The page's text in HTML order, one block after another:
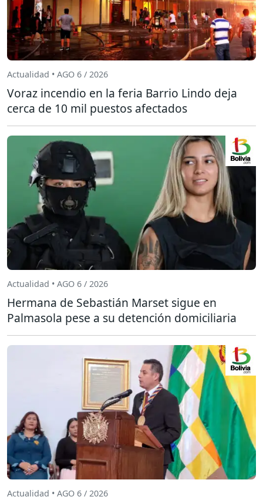
Actualidad • AGO 6 / 2026
Voraz incendio en la feria Barrio Lindo deja
cerca de 10 mil puestos afectados
Actualidad • AGO 6 / 2026
Hermana de Sebastián Marset sigue en
Palmasola pese a su detención domiciliaria
Actualidad • AGO 6 / 2026